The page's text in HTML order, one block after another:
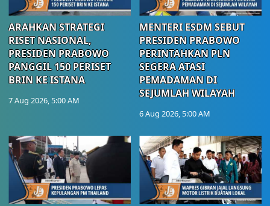
ARAHKAN STRATEGI
RISET NASIONAL,
PRESIDEN PRABOWO
PANGGIL 150 PERISET
BRIN KE ISTANA
7 Aug 2026, 5:00 AM
MENTERI ESDM SEBUT
PRESIDEN PRABOWO
PERINTAHKAN PLN
SEGERA ATASI
PEMADAMAN DI
SEJUMLAH WILAYAH
6 Aug 2026, 5:00 AM